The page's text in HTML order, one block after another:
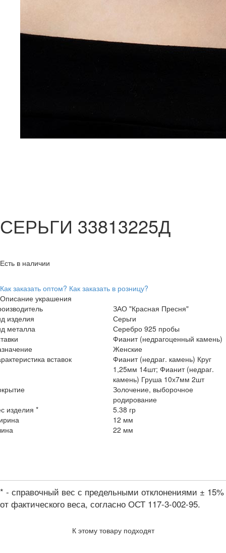
СЕРЬГИ 33813225Д
Есть в наличии
Как заказать оптом? Как заказать в розницу?
Описание украшения
ЗАО "Красная Пресня"
изделия
Серьги
металла
Серебро 925 пробы
Фианит (недрагоценный камень)
Женские
вставок
Фианит (недраг. камень) Круг
1,25мм 14шт; Фианит (недраг.
камень) Груша 10х7мм 2шт
Золочение, выборочное
родирование
изделия *
5.38 гр
12 мм
22 мм
* - справочный вес с предельными отклонениями ± 15%
от фактического веса, согласно ОСТ 117-3-002-95.
К этому товару подходят